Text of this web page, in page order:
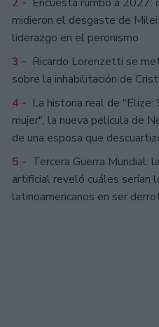
midieron el desgaste de
liderazgo en el peronismo
3 - Ricardo Lorenzetti se
sobre la inhabilitación de
4 - La historia real de "Elize:
mujer", la nueva película de
de una esposa que
5 - Tercera Guerra Mundial:
artificial reveló cuáles serían
latinoamericanos en ser